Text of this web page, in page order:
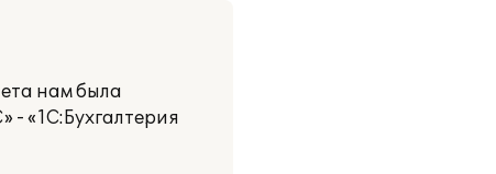
нам была
«1С:Бухгалтерия